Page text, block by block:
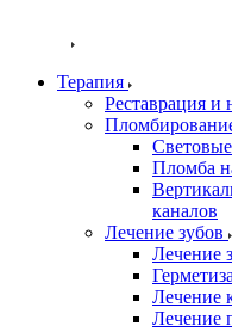
Терапия
Реставрация и
Пломба
каналов
Лечение зубов
Лечение
Лечение
Лечение